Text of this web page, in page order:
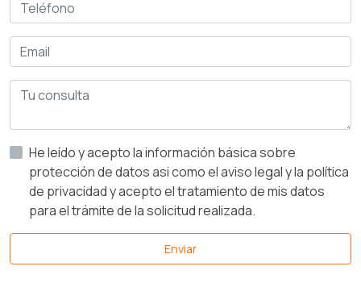
He leído y acepto la información básica sobre
protección de datos asi como el aviso legal y la política
de privacidad y acepto el tratamiento de mis datos
para el trámite de la solicitud realizada.
Enviar